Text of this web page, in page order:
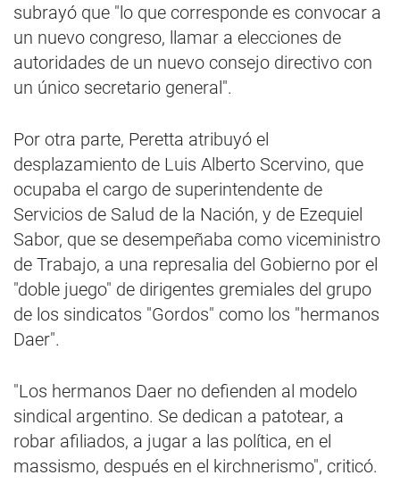
subrayó que "lo que corresponde es convocar a
un nuevo congreso, llamar a elecciones de
autoridades de un nuevo consejo directivo con
un único secretario general".
Por otra parte, Peretta atribuyó el
desplazamiento de Luis Alberto Scervino, que
ocupaba el cargo de superintendente de
Servicios de Salud de la Nación, y de Ezequiel
Sabor, que se desempeñaba como viceministro
de Trabajo, a una represalia del Gobierno por el
"doble juego" de dirigentes gremiales del grupo
de los sindicatos "Gordos" como los "hermanos
Daer".
"Los hermanos Daer no defienden al modelo
sindical argentino. Se dedican a patotear, a
robar afiliados, a jugar a las política, en el
massismo, después en el kirchnerismo", criticó.